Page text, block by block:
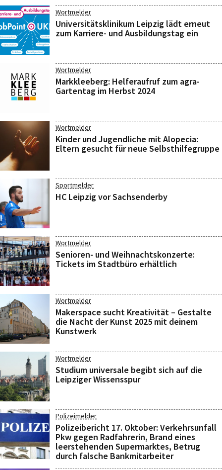
Wortmelder
Universitätsklinikum Leipzig lädt erneut
zum Karriere- und Ausbildungstag ein
Wortmelder
Markkleeberg: Helferaufruf zum agra-
Gartentag im Herbst 2024
Wortmelder
Kinder und Jugendliche mit Alopecia:
Eltern gesucht für neue Selbsthilfegruppe
Sportmelder
HC Leipzig vor Sachsenderby
Wortmelder
Senioren- und Weihnachtskonzerte:
Tickets im Stadtbüro erhältlich
Wortmelder
Makerspace sucht Kreativität – Gestalte
die Nacht der Kunst 2025 mit deinem
Kunstwerk
Wortmelder
Studium universale begibt sich auf die
Leipziger Wissensspur
Polizeimelder
Polizeibericht 17. Oktober: Verkehrsunfall
Pkw gegen Radfahrerin, Brand eines
leerstehenden Supermarktes, Betrug
durch falsche Bankmitarbeiter